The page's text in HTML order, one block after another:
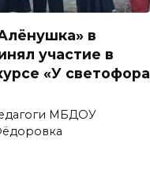
в
участие в
«У светофора
МБДОУ